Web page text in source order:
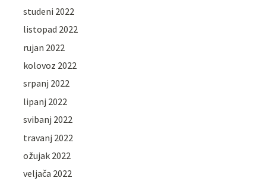
studeni 2022
listopad 2022
rujan 2022
kolovoz 2022
srpanj 2022
lipanj 2022
svibanj 2022
travanj 2022
ožujak 2022
veljača 2022